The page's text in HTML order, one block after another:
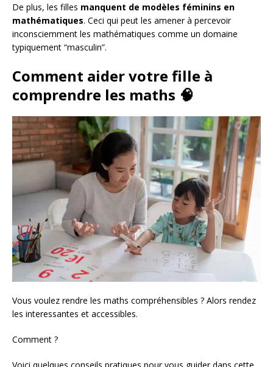
De plus, les filles manquent de modèles féminins en
mathématiques. Ceci qui peut les amener à percevoir
inconsciemment les mathématiques comme un domaine
typiquement “masculin”.
Comment aider votre fille à
comprendre les maths 🧠
Vous voulez rendre les maths compréhensibles ? Alors rendez
les interessantes et accessibles.
Comment ?
Voici quelques conseils pratiques pour vous guider dans cette